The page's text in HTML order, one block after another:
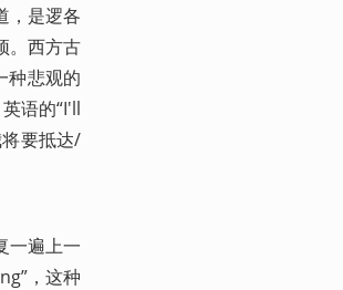
，是逻各
。西方古
种悲观的
语的“I'll
要抵达/
一遍上一
，这种